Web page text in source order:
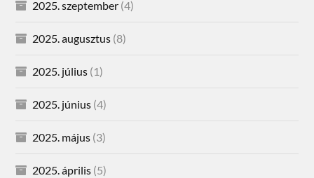
2025. szeptember (4)
2025. augusztus (8)
2025. július (1)
2025. június (4)
2025. május (3)
2025. április (5)